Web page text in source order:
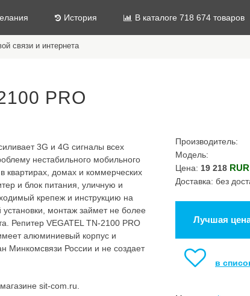
История В каталоге 718 674 товаров
связи и интернета
PRO
3G и 4G сигналы всех
нестабильного мобильного
квартирах, домах и коммерческих
и блок питания, уличную и
крепеж и инструкцию на
монтаж займет не более
Репитер VEGATEL TN-2100 PRO
алюминиевый корпус и
Минкомсвязи России и не создает
sit-com.ru.
Производитель:
Модель:
Цена: 19 218 RUR
Доставка: без
Лучшая
в